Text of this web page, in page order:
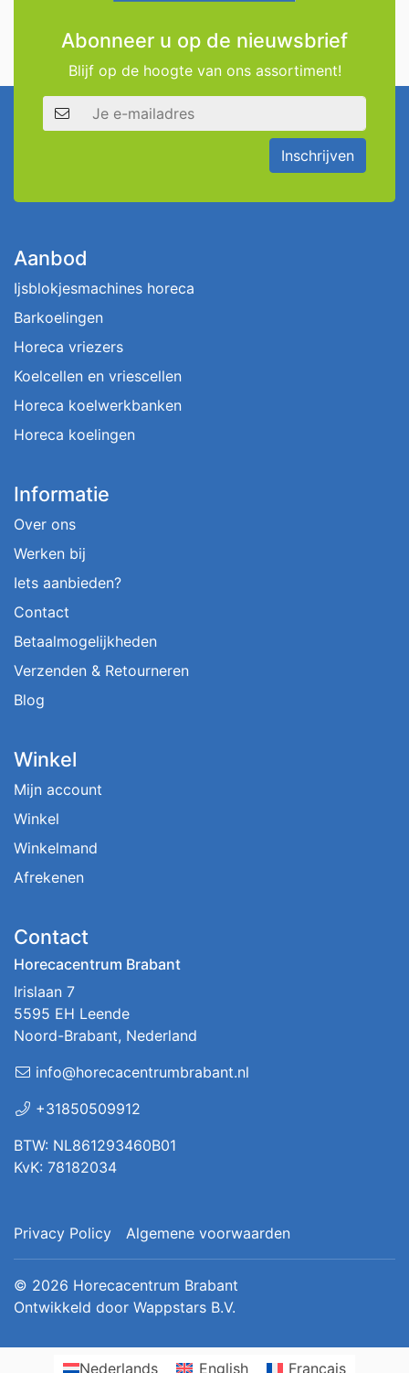
Abonneer u op de nieuwsbrief
Blijf op de hoogte van ons assortiment!
E-mailadres
Inschrijven
Aanbod
Ijsblokjesmachines horeca
Barkoelingen
Horeca vriezers
Koelcellen en vriescellen
Horeca koelwerkbanken
Horeca koelingen
Informatie
Over ons
Werken bij
Iets aanbieden?
Contact
Betaalmogelijkheden
Verzenden & Retourneren
Blog
Winkel
Mijn account
Winkel
Winkelmand
Afrekenen
Contact
Horecacentrum Brabant
Irislaan 7
5595 EH Leende
Noord-Brabant, Nederland
info@horecacentrumbrabant.nl
+31850509912
BTW: NL861293460B01
KvK: 78182034
Privacy Policy Algemene voorwaarden
© 2026 Horecacentrum Brabant
Ontwikkeld door Wappstars B.V.
Nederlands English Français